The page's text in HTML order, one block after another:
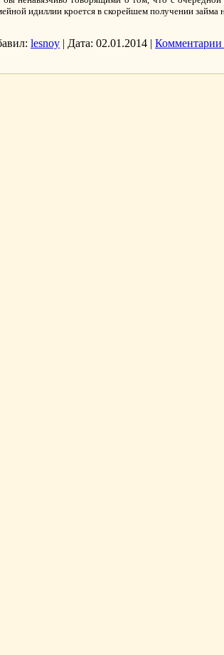
идиллии кроется в скорейшем получении
lesnoy | Дата: 02.01.2014 | Комментарии